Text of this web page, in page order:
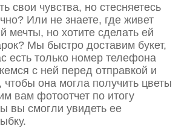
свои чувства, но стесняетесь
Или не знаете, где живет
но хотите сделать ей
Мы быстро доставим букет,
есть только номер телефона
с ней перед отправкой и
чтобы она могла получить цветы
вам фотоотчет по итогу
вы смогли увидеть ее